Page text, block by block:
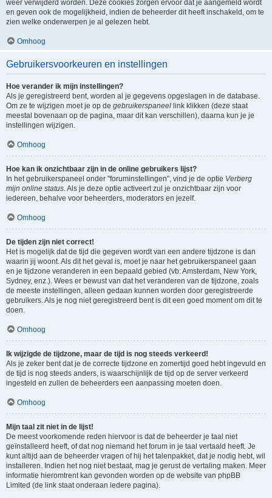
weer verwijderd worden. Deze cookies zorgen ervoor dat je aangemeld wordt
en geven ook de mogelijkheid, indien de beheerder dit heeft inschakeld, om te
zien welke onderwerpen je al gelezen hebt.
Omhoog
Gebruikersvoorkeuren en instellingen
Hoe verander ik mijn instellingen?
Als je geregistreerd bent, worden al je gegevens opgeslagen in de database.
Om ze te wijzigen moet je op de gebruikerspaneel link klikken (deze staat
meestal bovenaan op de pagina, maar dit kan verschillen), daarna kun je je
instellingen wijzigen.
Omhoog
Hoe kan ik onzichtbaar zijn in de online gebruikers lijst?
In het gebruikerspaneel onder "foruminstellingen", vind je de optie Verberg
mijn online status. Als je deze optie activeert zul je onzichtbaar zijn voor
iedereen, behalve voor beheerders, moderators en jezelf.
Omhoog
De tijden zijn niet correct!
Het is mogelijk dat de tijd die gegeven wordt van een andere tijdzone is dan
waarin jij woont. Als dit het geval is, moet je naar het gebruikerspaneel gaan
en je tijdzone veranderen in een bepaald gebied (vb: Amsterdam, New York,
Sydney, enz.). Wees er bewust van dat het veranderen van de tijdzone, zoals
de meeste instellingen, alleen gedaan kunnen worden door geregistreerde
gebruikers. Als je nog niet geregistreerd bent is dit een goed moment om dit te
doen.
Omhoog
Ik wijzigde de tijdzone, maar de tijd is nog steeds verkeerd!
Als je zeker bent dat je de correcte tijdzone en zomertijd goed hebt ingevuld en
de tijd is nog steeds anders, is waarschijnlijk de tijd op de server verkeerd
ingesteld en zullen de beheerders een aanpassing moeten doen.
Omhoog
Mijn taal zit niet in de lijst!
De meest voorkomende reden hiervoor is dat de beheerder je taal niet
geïnstalleerd heeft, of dat nog niemand het forum in je taal vertaald heeft. Je
kunt altijd aan de beheerder vragen of hij het talenpakket, dat je nodig hebt, wil
installeren. Indien het nog niet bestaat, mag je gerust de vertaling maken. Meer
informatie hieromtrent kan gevonden worden op de website van phpBB
Limited (de link staat onderaan iedere pagina).